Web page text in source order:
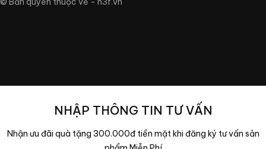
NHẬP THÔNG TIN TƯ VẤN
Nhận ưu đãi quà tặng 300.000đ tiền mặt khi đăng ký tư vấn sản